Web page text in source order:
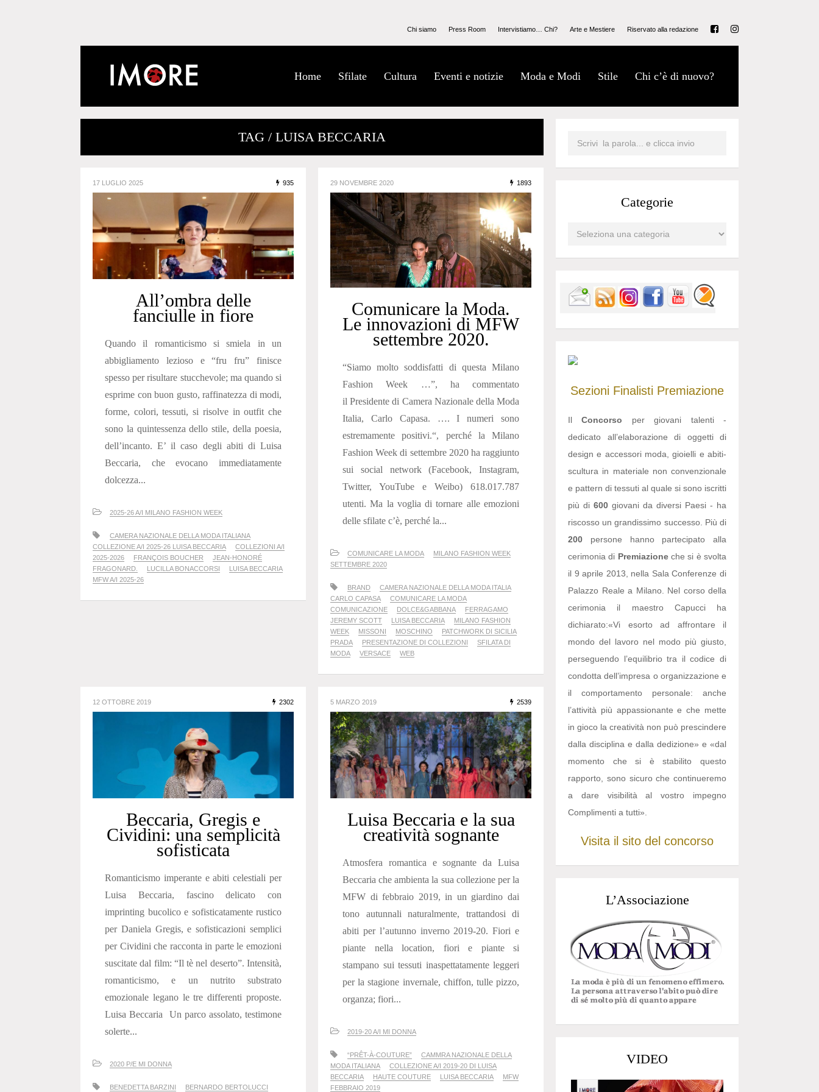
Chi siamo Press Room Intervistiamo… Chi? Arte e Mestiere Riservato alla redazione
Home Sfilate Cultura Eventi e notizie Moda e Modi Stile Chi c’è di nuovo?
TAG / LUISA BECCARIA
17 LUGLIO 2025 935
All’ombra delle
fanciulle in fiore
Quando il romanticismo si smiela in un
abbigliamento lezioso e “fru fru” finisce
spesso per risultare stucchevole; ma quando si
esprime con buon gusto, raffinatezza di modi,
forme, colori, tessuti, si risolve in outfit che
sono la quintessenza dello stile, della poesia,
dell’incanto. E’ il caso degli abiti di Luisa
Beccaria, che evocano immediatamente
dolcezza...
2025-26 A/I MILANO FASHION WEEK
CAMERA NAZIONALE DELLA MODA ITALIANA
COLLEZIONE A/I 2025-26 LUISA BECCARIA
COLLEZIONI A/I
2025-2026
FRANÇOIS BOUCHER
JEAN-HONORÉ
FRAGONARD.
LUCILLA BONACCORSI
LUISA BECCARIA
MFW A/I 2025-26
29 NOVEMBRE 2020 1893
Comunicare la Moda.
Le innovazioni di MFW
settembre 2020.
“Siamo molto soddisfatti di questa Milano
Fashion Week …”, ha commentato
il Presidente di Camera Nazionale della Moda
Italia, Carlo Capasa. …. I numeri sono
estremamente positivi.“, perché la Milano
Fashion Week di settembre 2020 ha raggiunto
sui social network (Facebook, Instagram,
Twitter, YouTube e Weibo) 618.017.787
utenti. Ma la voglia di tornare alle emozioni
delle sfilate c’è, perché la...
COMUNICARE LA MODA
MILANO FASHION WEEK
SETTEMBRE 2020
BRAND
CAMERA NAZIONALE DELLA MODA ITALIA
CARLO CAPASA
COMUNICARE LA MODA
COMUNICAZIONE
DOLCE&GABBANA
FERRAGAMO
JEREMY SCOTT
LUISA BECCARIA
MILANO FASHION
WEEK
MISSONI MOSCHINO
PATCHWORK DI SICILIA
PRADA
PRESENTAZIONE DI COLLEZIONI
SFILATA DI
MODA
VERSACE WEB
12 OTTOBRE 2019 2302
Beccaria, Gregis e
Cividini: una semplicità
sofisticata
Romanticismo imperante e abiti celestiali per
Luisa Beccaria, fascino delicato con
imprinting bucolico e sofisticatamente rustico
per Daniela Gregis, e sofisticazioni semplici
per Cividini che racconta in parte le emozioni
suscitate dal film: “Il tè nel deserto”. Intensità,
romanticismo, e un nutrito substrato
emozionale legano le tre differenti proposte.
Luisa Beccaria Un parco assolato, testimone
solerte...
2020 P/E MI DONNA
BENEDETTA BARZINI
BERNARDO BERTOLUCCI
5 MARZO 2019 2539
Luisa Beccaria e la sua
creatività sognante
Atmosfera romantica e sognante da Luisa
Beccaria che ambienta la sua collezione per la
MFW di febbraio 2019, in un giardino dai
tono autunnali naturalmente, trattandosi di
abiti per l’autunno inverno 2019-20. Fiori e
piante nella location, fiori e piante si
stampano sui tessuti inaspettatamente leggeri
per la stagione invernale, chiffon, tulle pizzo,
organza; fiori...
2019-20 A/I MI DONNA
“PRÊT-À-COUTURE”
CAMMRA NAZIONALE DELLA
MODA ITALIANA
COLLEZIONE A/I 2019-20 DI LUISA
BECCARIA
HAUTE COUTURE LUISA BECCARIA
MFW
FEBBRAIO 2019
Categorie
Sezioni Finalisti Premiazione
IlConcorso per giovani talenti -
dedicato all’elaborazione di oggetti di
design e accessori moda, gioielli e abiti-
scultura in materiale non convenzionale
e pattern di tessuti al quale si sono iscritti
più di 600 giovani da diversi Paesi - ha
riscosso un grandissimo successo. Più di
200 persone hanno partecipato alla
cerimonia di Premiazioneche si è svolta
il 9 aprile 2013, nella Sala Conferenze di
Palazzo Reale a Milano. Nel corso della
cerimonia il maestro Capucci ha
dichiarato:«Vi esorto ad affrontare il
mondo del lavoro nel modo più giusto,
perseguendo l’equilibrio tra il codice di
condotta dell’impresa o organizzazione e
il comportamento personale: anche
l’attività più appassionante e che mette
in gioco la creatività non può prescindere
dalla disciplina e dalla dedizione» e «dal
momento che si è stabilito questo
rapporto, sono sicuro che continueremo
a dare visibilità al vostro impegno
Complimenti a tutti».
Visita il sito del concorso
L’Associazione
VIDEO